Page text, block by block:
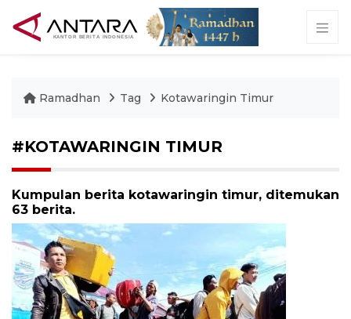
Ramadhan Tag Kotawaringin Timur
#KOTAWARINGIN TIMUR
Kumpulan berita kotawaringin timur, ditemukan
63 berita.